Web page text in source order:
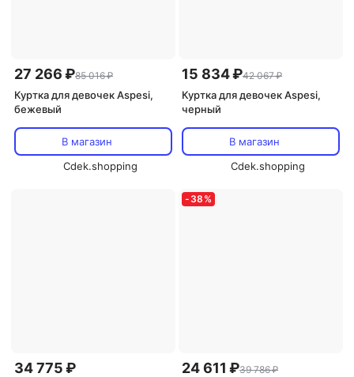
27 266 ₽85 016 ₽
Куртка для девочек Aspesi,
бежевый
В магазин
Cdek.shopping
15 834 ₽42 067 ₽
Куртка для девочек Aspesi,
черный
В магазин
Cdek.shopping
34 775 ₽
- 38 %
24 611 ₽39 786 ₽